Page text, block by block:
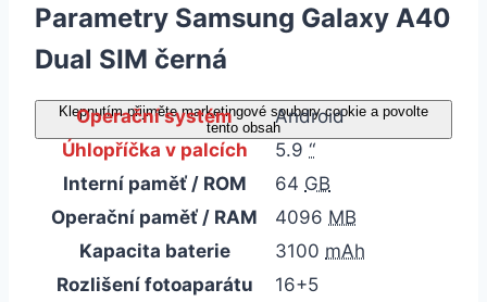
Klepnutím přijměte marketingové soubory cookie a povolte
tento obsah
Parametry Samsung Galaxy A40
Dual SIM černá
Operační systém
Android
Úhlopříčka v palcích
5.9 “
Interní paměť / ROM
64 GB
Operační paměť / RAM
4096 MB
Kapacita baterie
3100 mAh
Rozlišení fotoaparátu
16+5